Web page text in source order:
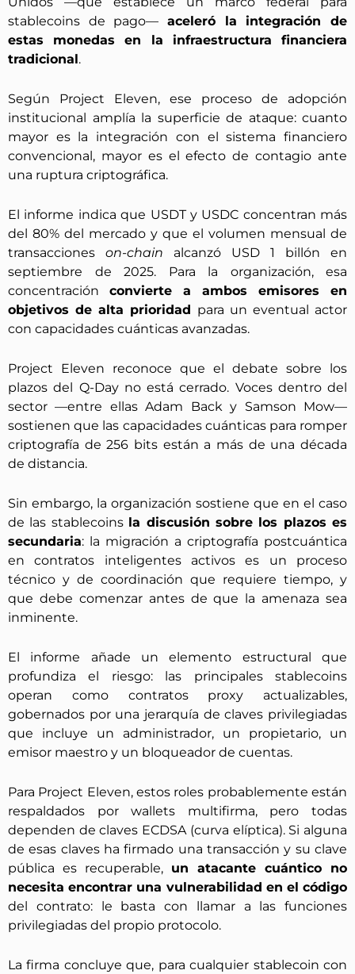
stablecoins de pago— aceleró la integración de
estas monedas en la infraestructura financiera
tradicional.
Según Project Eleven, ese proceso de adopción
institucional amplía la superficie de ataque: cuanto
mayor es la integración con el sistema financiero
convencional, mayor es el efecto de contagio ante
una ruptura criptográfica.
El informe indica que USDT y USDC concentran más
del 80% del mercado y que el volumen mensual de
transacciones on-chain alcanzó USD 1 billón en
septiembre de 2025. Para la organización, esa
concentración convierte a ambos emisores en
objetivos de alta prioridad para un eventual actor
con capacidades cuánticas avanzadas.
Project Eleven reconoce que el debate sobre los
plazos del Q-Day no está cerrado. Voces dentro del
sector —entre ellas Adam Back y Samson Mow—
sostienen que las capacidades cuánticas para romper
criptografía de 256 bits están a más de una década
de distancia.
Sin embargo, la organización sostiene que en el caso
de las stablecoins la discusión sobre los plazos es
secundaria: la migración a criptografía postcuántica
en contratos inteligentes activos es un proceso
técnico y de coordinación que requiere tiempo, y
que debe comenzar antes de que la amenaza sea
inminente.
El informe añade un elemento estructural que
profundiza el riesgo: las principales stablecoins
operan como contratos proxy actualizables,
gobernados por una jerarquía de claves privilegiadas
que incluye un administrador, un propietario, un
emisor maestro y un bloqueador de cuentas.
Para Project Eleven, estos roles probablemente están
respaldados por wallets multifirma, pero todas
dependen de claves ECDSA (curva elíptica). Si alguna
de esas claves ha firmado una transacción y su clave
pública es recuperable, un atacante cuántico no
necesita encontrar una vulnerabilidad en el código
del contrato: le basta con llamar a las funciones
privilegiadas del propio protocolo.
La firma concluye que, para cualquier stablecoin con